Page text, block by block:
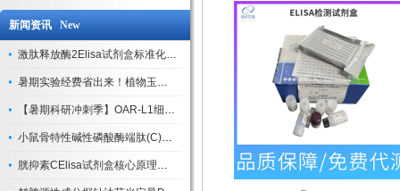
新闻资讯 New
激肽释放酶2Elisa试剂盒标准化实验操作与质控体系解析
暑期实验经费省出来！植物玉米索核苷（ZR ）elisa酶联免疫试剂盒
【暑期科研冲刺季】OAR-L1细胞专用培养基特惠，助力实验高效突破
小鼠骨特性碱性磷酸酶端肽(C)elisa试剂盒大促，骨科研人速囤
胱抑素CElisa试剂盒核心原理、产品特性与全流程操作规范详解